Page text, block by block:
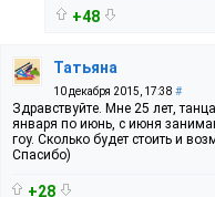
+48
Татьяна
10 декабря 2015, 17:38 #
Здравствуйте. Мне 25 лет,
января по июнь, с июня
гоу. Сколько будет стоить и
Спасибо)
+28